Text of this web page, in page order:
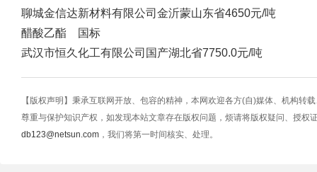
聊城金信达新材料有限公司 金沂蒙山东省4650元/吨
醋酸乙酯 国标
武汉市恒久化工有限公司 国产湖北省7750.0元/吨
【版权声明】秉承互联网开放、包容的精神，本网欢迎各方(自)媒体、机构转
尊重与保护知识产权，如发现本站文章存在版权问题，烦请将版权疑问、授权
db123@netsun.com ，我们将第一时间核实、处理。